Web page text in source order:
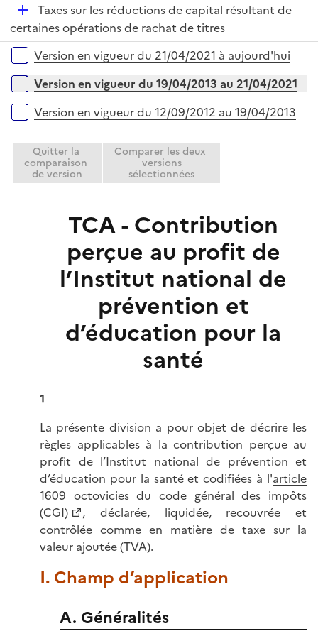
e
r
l
e
r
D
é
p
e
r
Taxes sur les réductions de capital résultant de
certaines opérations de rachat de titres
Versions sur la période
Version en vigueur du 21/04/2021 à aujourd'hui
Version en vigueur du 19/04/2013 au 21/04/2021
Version en vigueur du 12/09/2012 au 19/04/2013
Quitter la
comparaison
de version
Comparer les deux
versions
sélectionnées
TCA - Contribution
perçue au profit de
l’Institut national de
prévention et
d’éducation pour la
santé
1
La présente division a pour objet de décrire les
règles applicables à la contribution perçue au
profit de l’Institut national de prévention et
d’éducation pour la santé et codifiées à l'article
1609 octovicies du code général des impôts
(CGI)
, déclarée, liquidée, recouvrée et
contrôlée comme en matière de taxe sur la
valeur ajoutée (TVA).
I. Champ d’application
A. Généralités